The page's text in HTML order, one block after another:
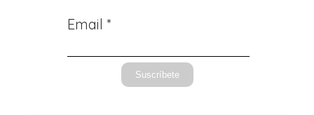
Email *
Suscríbete